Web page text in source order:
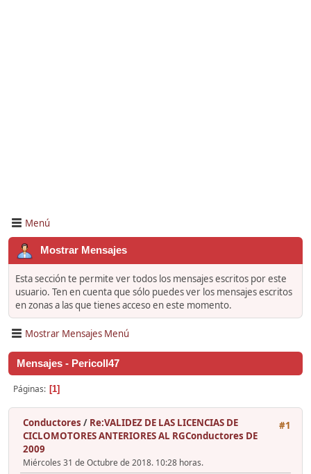
Menú
Mostrar Mensajes
Esta sección te permite ver todos los mensajes escritos por este
usuario. Ten en cuenta que sólo puedes ver los mensajes escritos
en zonas a las que tienes acceso en este momento.
Mostrar Mensajes Menú
Mensajes - Pericoll47
Páginas 1
#1
Conductores / Re:VALIDEZ DE LAS LICENCIAS DE
CICLOMOTORES ANTERIORES AL RGConductores DE
2009
Miércoles 31 de Octubre de 2018. 10:28 horas.